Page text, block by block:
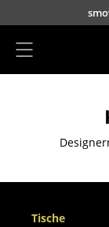
Direkt zum
Sofas
Sessel
Tische